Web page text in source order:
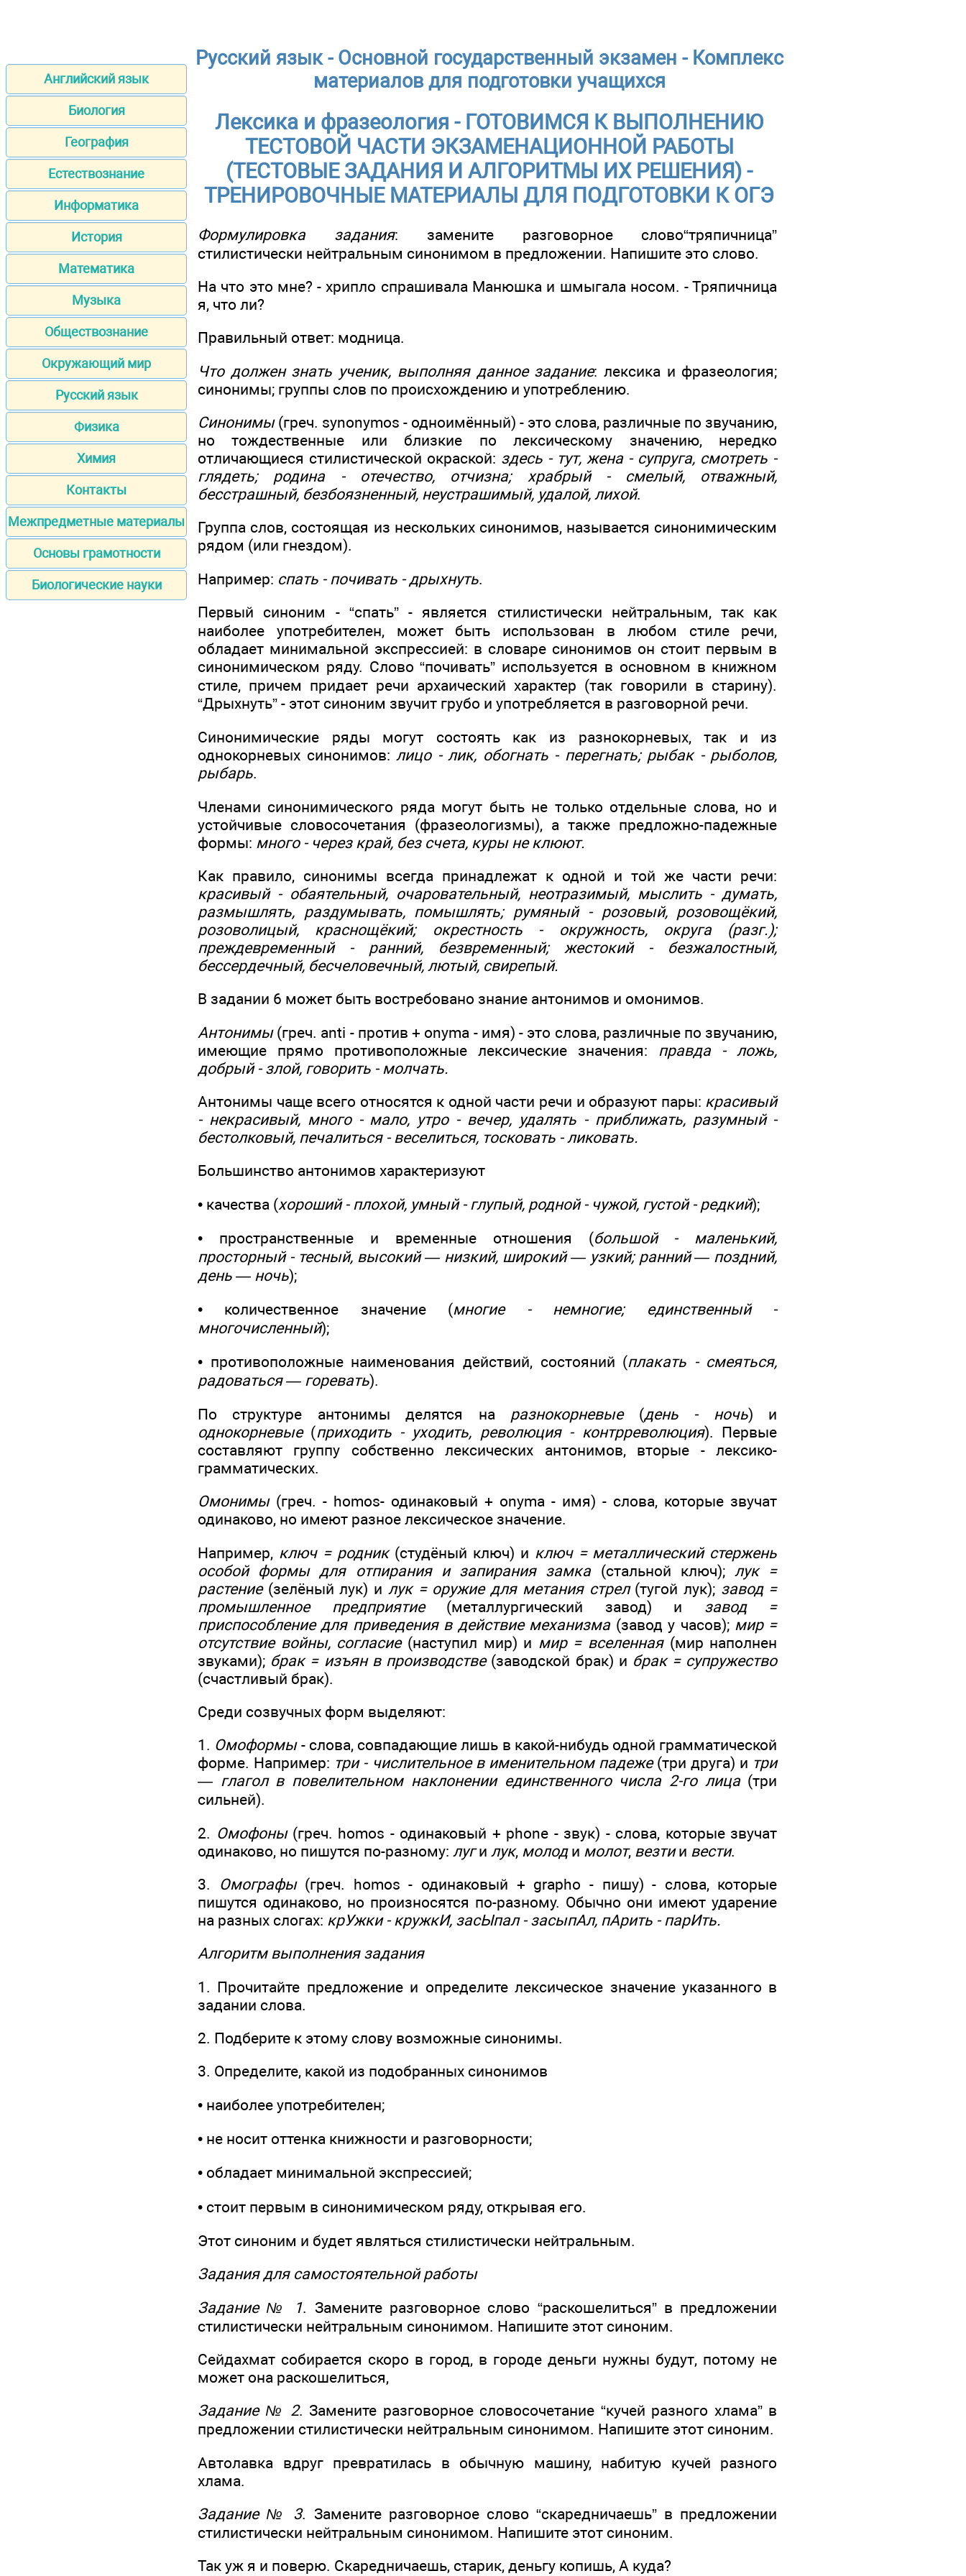
Английский язык
Биология
География
Естествознание
Информатика
История
Математика
Музыка
Обществознание
Окружающий мир
Русский язык
Физика
Химия
Контакты
Межпредметные материалы
Основы грамотности
Биологические науки
Русский язык - Основной государственный экзамен - Комплекс
материалов для подготовки учащихся
Лексика и фразеология - ГОТОВИМСЯ К ВЫПОЛНЕНИЮ
ТЕСТОВОЙ ЧАСТИ ЭКЗАМЕНАЦИОННОЙ РАБОТЫ
(ТЕСТОВЫЕ ЗАДАНИЯ И АЛГОРИТМЫ ИХ РЕШЕНИЯ) -
ТРЕНИРОВОЧНЫЕ МАТЕРИАЛЫ ДЛЯ ПОДГОТОВКИ К ОГЭ
Формулировка задания: замените разговорное слово“тряпичница”
стилистически нейтральным синонимом в предложении. Напишите это слово.
На что это мне? - хрипло спрашивала Манюшка и шмыгала носом. - Тряпичница
я, что ли?
Правильный ответ: модница.
Что должен знать ученик, выполняя данное задание: лексика и фразеология;
синонимы; группы слов по происхождению и употреблению.
Синонимы(греч. synonymos - одноимённый) - это слова, различные по звучанию,
но тождественные или близкие по лексическому значению, нередко
отличающиеся стилистической окраской: здесь - тут, жена - супруга, смотреть -
глядеть; родина - отечество, отчизна; храбрый - смелый, отважный,
бесстрашный, безбоязненный, неустрашимый, удалой, лихой.
Группа слов, состоящая из нескольких синонимов, называется синонимическим
рядом (или гнездом).
Например: спать - почивать - дрыхнуть.
Первый синоним - “спать” - является стилистически нейтральным, так как
наиболее употребителен, может быть использован в любом стиле речи,
обладает минимальной экспрессией: в словаре синонимов он стоит первым в
синонимическом ряду. Слово “почивать” используется в основном в книжном
стиле, причем придает речи архаический характер (так говорили в старину).
“Дрыхнуть” - этот синоним звучит грубо и употребляется в разговорной речи.
Синонимические ряды могут состоять как из разнокорневых, так и из
однокорневых синонимов:лицо - лик, обогнать - перегнать; рыбак - рыболов,
рыбарь.
Членами синонимического ряда могут быть не только отдельные слова, но и
устойчивые словосочетания (фразеологизмы), а также предложно-падежные
формы: много - через край, без счета, куры не клюют.
Как правило, синонимы всегда принадлежат к одной и той же части речи:
красивый - обаятельный, очаровательный, неотразимый, мыслить - думать,
размышлять, раздумывать, помышлять; румяный - розовый, розовощёкий,
розоволицый, краснощёкий; окрестность - окружность, округа (разг.);
преждевременный - ранний, безвременный; жестокий - безжалостный,
бессердечный, бесчеловечный, лютый, свирепый.
В задании 6 может быть востребовано знание антонимов и омонимов.
Антонимы(греч. anti - против + onyma - имя) - это слова, различные по звучанию,
имеющие прямо противоположные лексические значения: правда - ложь,
добрый - злой, говорить - молчать.
Антонимы чаще всего относятся к одной части речи и образуют пары: красивый
- некрасивый, много - мало, утро - вечер, удалять - приближать, разумный -
бестолковый, печалиться - веселиться, тосковать - ликовать.
Большинство антонимов характеризуют
• качества (хороший - плохой, умный - глупый, родной - чужой, густой - редкий);
• пространственные и временные отношения (большой - маленький,
просторный - тесный, высокий — низкий, широкий — узкий; ранний — поздний,
день — ночь);
• количественное значение (многие - немногие; единственный -
многочисленный);
• противоположные наименования действий, состояний (плакать - смеяться,
радоваться — горевать).
По структуре антонимы делятся на разнокорневые(день - ночь) и
однокорневые(приходить - уходить, революция - контрреволюция). Первые
составляют группу собственно лексических антонимов, вторые - лексико-
грамматических.
Омонимы(греч. - homos- одинаковый + onyma - имя) - слова, которые звучат
одинаково, но имеют разное лексическое значение.
Например, ключ = родник(студёный ключ) и ключ = металлический стержень
особой формы для отпирания и запирания замка (стальной ключ);лук =
растение(зелёный лук) и лук = оружие для метания стрел(тугой лук); завод =
промышленное предприятие(металлургический завод) и завод =
приспособление для приведения в действие механизма (завод у часов); мир =
отсутствие войны, согласие(наступил мир) и мир = вселенная(мир наполнен
звуками); брак = изъян в производстве(заводской брак) и брак = супружество
(счастливый брак).
Среди созвучных форм выделяют:
1. Омоформы- слова, совпадающие лишь в какой-нибудь одной грамматической
форме. Например: три - числительное в именительном падеже(три друга) и три
— глагол в повелительном наклонении единственного числа 2-го лица(три
сильней).
2. Омофоны(греч. homos - одинаковый + phone - звук) - слова, которые звучат
одинаково, но пишутся по-разному: луги лук, молоди молот, везтии вести.
3. Омографы(греч. homos - одинаковый + grapho - пишу) - слова, которые
пишутся одинаково, но произносятся по-разному. Обычно они имеют ударение
на разных слогах: крУжки - кружкИ, засЫпал - засыпАл, пАрить - парИть.
Алгоритм выполнения задания
1. Прочитайте предложение и определите лексическое значение указанного в
задании слова.
2. Подберите к этому слову возможные синонимы.
3. Определите, какой из подобранных синонимов
• наиболее употребителен;
• не носит оттенка книжности и разговорности;
• обладает минимальной экспрессией;
• стоит первым в синонимическом ряду, открывая его.
Этот синоним и будет являться стилистически нейтральным.
Задания для самостоятельной работы
Задание № 1. Замените разговорное слово “раскошелиться” в предложении
стилистически нейтральным синонимом. Напишите этот синоним.
Сейдахмат собирается скоро в город, в городе деньги нужны будут, потому не
может она раскошелиться,
Задание № 2. Замените разговорное словосочетание “кучей разного хлама” в
предложении стилистически нейтральным синонимом. Напишите этот синоним.
Автолавка вдруг превратилась в обычную машину, набитую кучей разного
хлама.
Задание № 3. Замените разговорное слово “скаредничаешь” в предложении
стилистически нейтральным синонимом. Напишите этот синоним.
Так уж я и поверю. Скаредничаешь, старик, деньгу копишь, А куда?